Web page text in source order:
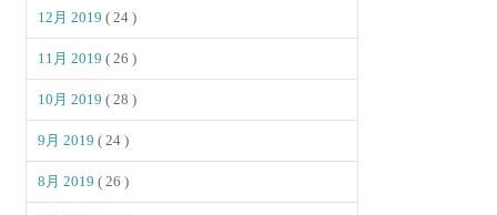
12月 2019( 24 )
11月 2019( 26 )
10月 2019( 28 )
9月 2019( 24 )
8月 2019( 26 )